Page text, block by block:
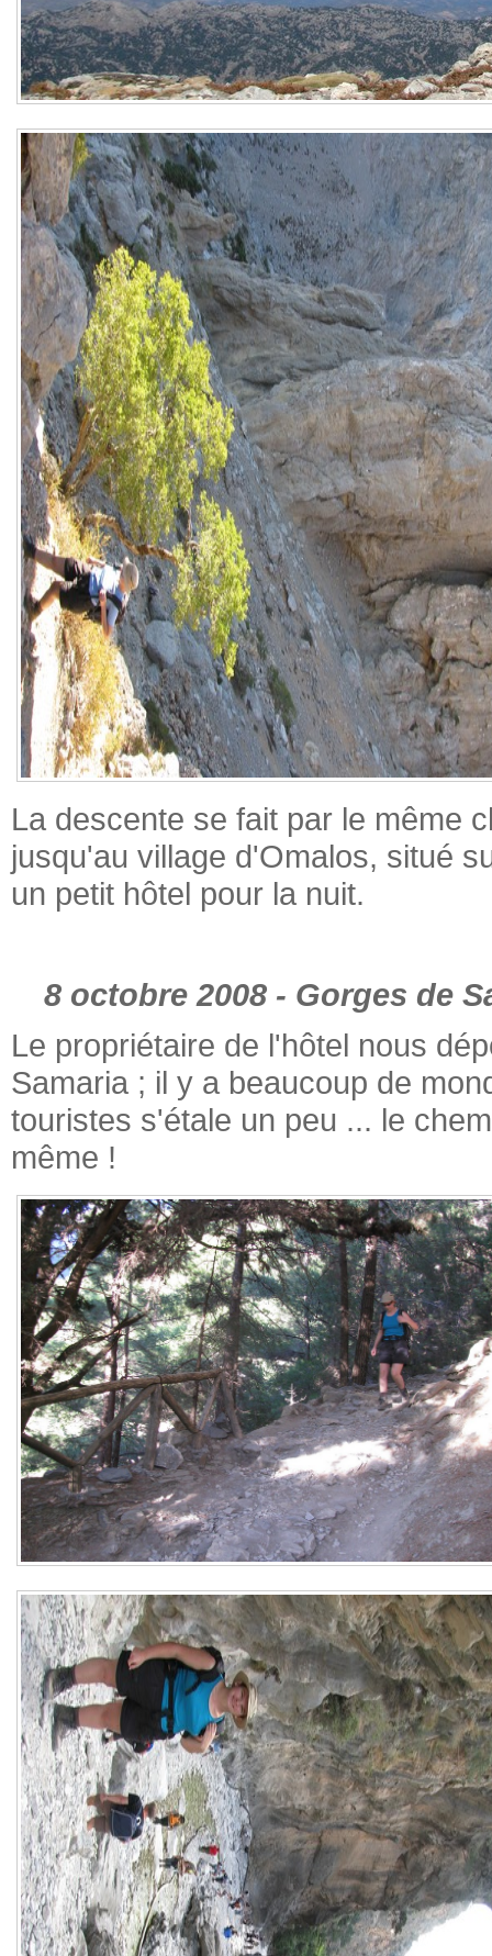
La descente se fait par le même
jusqu'au village d'Omalos, situé
un petit hôtel pour la nuit.
8 octobre 2008 - Gorges de
Le propriétaire de l'hôtel nous
Samaria ; il y a beaucoup de
touristes s'étale un peu ... le
même !